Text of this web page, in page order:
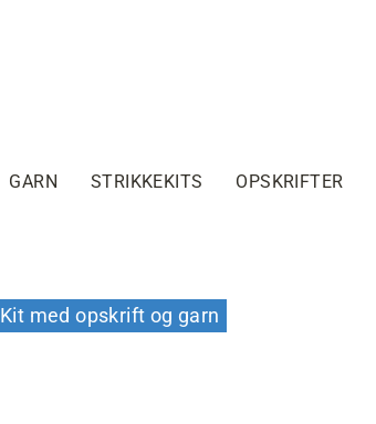
GARN STRIKKEKITS OPSKRIFTER
Kit med opskrift og garn